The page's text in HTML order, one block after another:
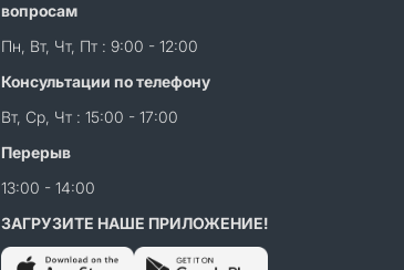
вопросам
Пн, Вт, Чт, Пт : 9:00 - 12:00
Консультации по телефону
Вт, Ср, Чт : 15:00 - 17:00
Перерыв
13:00 - 14:00
ЗАГРУЗИТЕ НАШЕ ПРИЛОЖЕНИЕ!